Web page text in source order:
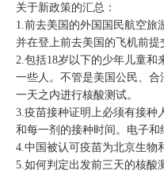
关于新政策的汇总：
1.前去美国的外国国民航空旅
并在登上前去美国的飞机前提
2.包括18岁以下的少年儿童和
一些人。不管是美国公民、
一天之内进行核酸测试。
3.疫苗接种证明上必须有接种
和每一剂的接种时间。电子和
4.中国被认可疫苗为北京生物
5.如何判定出发前三天的核酸